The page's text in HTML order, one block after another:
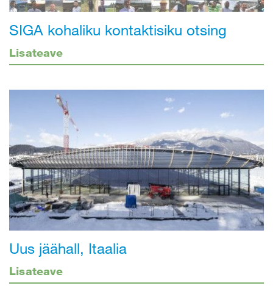
SIGA kohaliku kontaktisiku otsing
Lisateave
Uus jäähall, Itaalia
Lisateave